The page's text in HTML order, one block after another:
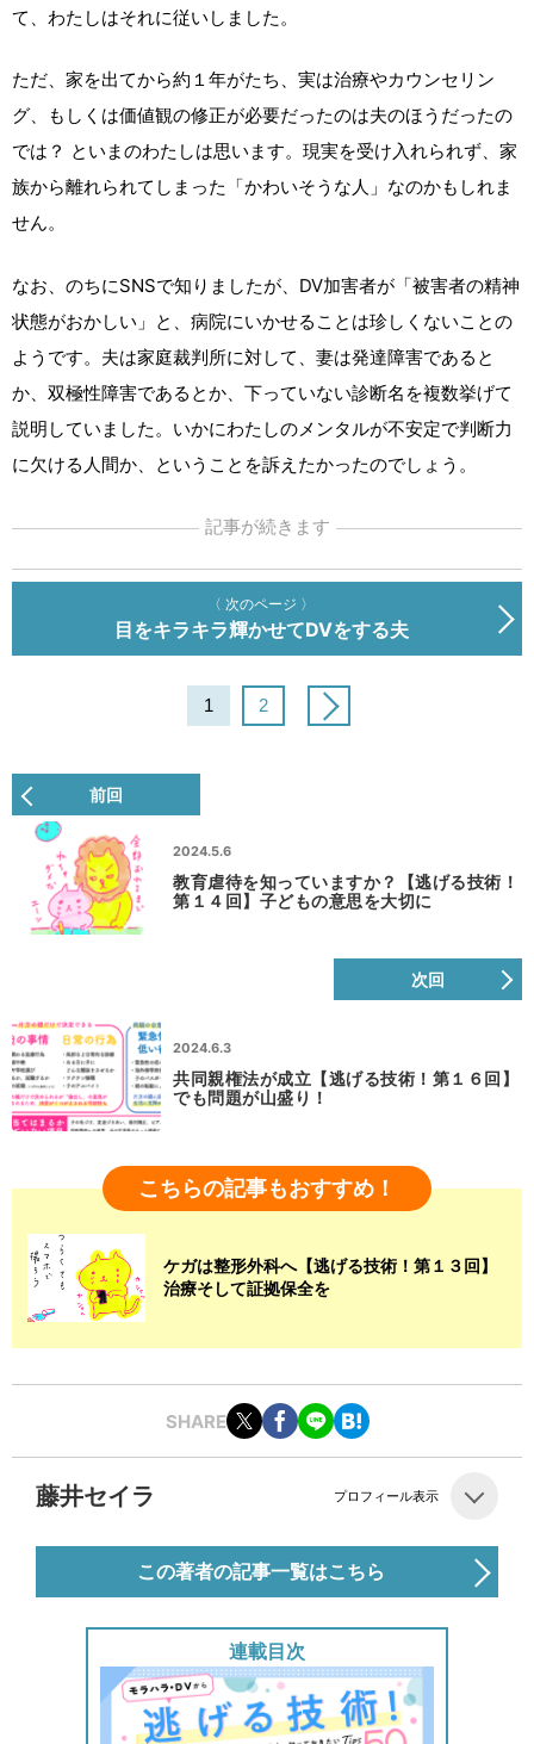
て、わたしはそれに従いしました。
ただ、家を出てから約１年がたち、実は治療やカウンセリン
グ、もしくは価値観の修正が必要だったのは夫のほうだったの
では？ といまのわたしは思います。現実を受け入れられず、家
族から離れられてしまった「かわいそうな人」なのかもしれま
せん。
なお、のちにSNSで知りましたが、DV加害者が「被害者の精神
状態がおかしい」と、病院にいかせることは珍しくないことの
ようです。夫は家庭裁判所に対して、妻は発達障害であると
か、双極性障害であるとか、下っていない診断名を複数挙げて
説明していました。いかにわたしのメンタルが不安定で判断力
に欠ける人間か、ということを訴えたかったのでしょう。
記事が続きます
〈 次のページ 〉
目をキラキラ輝かせてDVをする夫
1 2
前回
2024.5.6
教育虐待を知っていますか？【逃げる技術！
第１４回】子どもの意思を大切に
次回
2024.6.3
共同親権法が成立【逃げる技術！第１６回】
でも問題が山盛り！
こちらの記事もおすすめ！
ケガは整形外科へ【逃げる技術！第１３回】
治療そして証拠保全を
SHARE
藤井セイラ プロフィール表示
この著者の記事一覧はこちら
連載目次